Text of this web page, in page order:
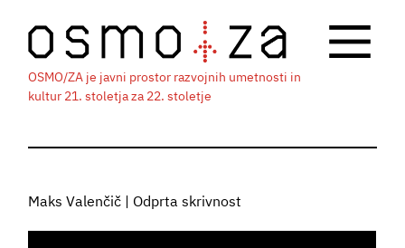
OSMO/ZA je javni prostor razvojnih umetnosti in
kultur 21. stoletja za 22. stoletje
Maks Valenčič | Odprta skrivnost